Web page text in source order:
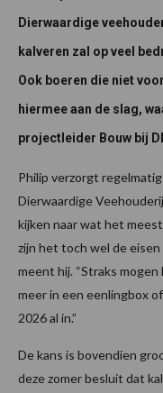
Dierwaardige
kalveren zal op veel
Ook boeren die niet
hiermee aan de slag,
projectleider Bouw bij
Philip verzorgt
Dierwaardige
kijken naar wat het
zijn het toch wel de eisen
meent hij. “Straks
meer in een eenlingbox
2026 al in.”
De kans is bovendien
deze zomer besluit dat